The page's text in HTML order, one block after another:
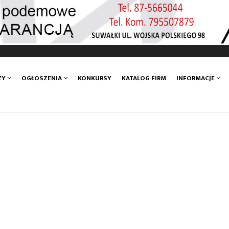
OGŁOSZENIA KONKURSY KATALOG FIRM INFORMACJE